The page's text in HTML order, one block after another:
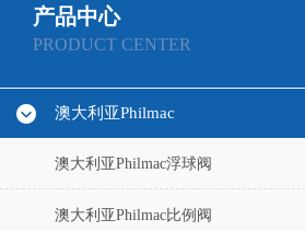
产品中心
PRODUCT CENTER
澳大利亚Philmac
澳大利亚Philmac浮球阀
澳大利亚Philmac比例阀